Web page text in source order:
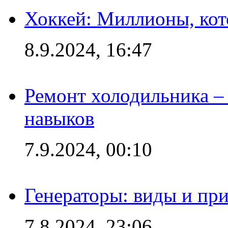
Хоккей: Миллионы,
8.9.2024, 16:47
Ремонт холодильника
навыков
7.9.2024, 00:10
Генераторы: виды и